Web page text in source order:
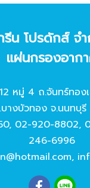
รีน โปรดักส์ จํ
แผ่นกรองอาก
หมู่ 4 ถ.จันทร์ทอ
างบัวทอง จ.นนทบุรี
, 02-920-8802,
246-6996
,